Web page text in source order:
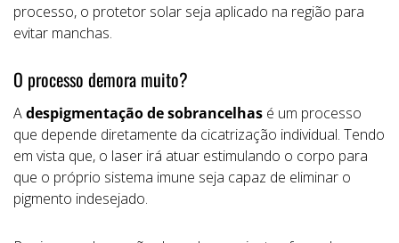
processo, o protetor solar seja aplicado na região para
evitar manchas.
O processo demora muito?
Adespigmentação de sobrancelhas é um processo
que depende diretamente da cicatrização individual. Tendo
em vista que, o laser irá atuar estimulando o corpo para
que o próprio sistema imune seja capaz de eliminar o
pigmento indesejado.